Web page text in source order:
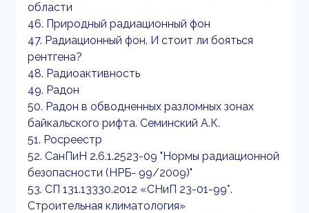
области
46. Природный радиационный фон
47. Радиационный фон. И стоит ли бояться
рентгена?
48. Радиоактивность
49. Радон
50. Радон в обводненных разломных зонах
байкальского рифта. Семинский А.К.
51. Росреестр
52. СанПиН 2.6.1.2523-09 "Нормы радиационной
безопасности (НРБ- 99/2009)"
53. СП 131.13330.2012 «СНиП 23-01-99*.
Строительная климатология»